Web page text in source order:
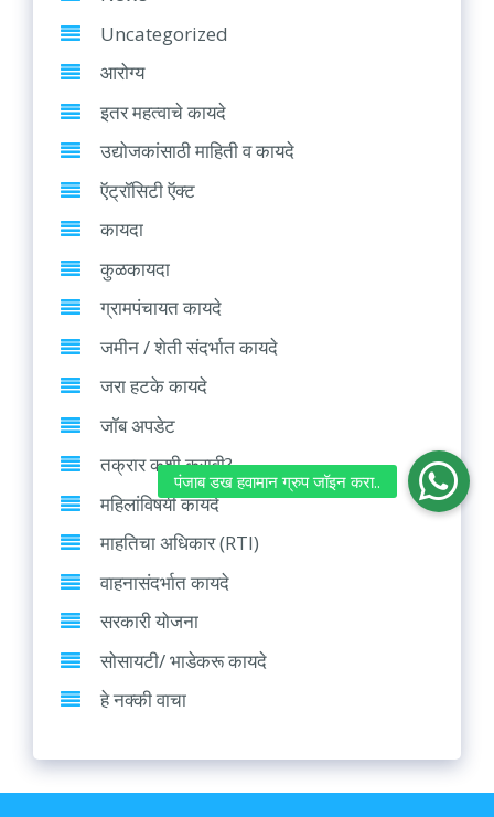
Uncategorized
आरोग्य
इतर महत्वाचे कायदे
उद्योजकांसाठी माहिती व कायदे
ऍट्रॉसिटी ऍक्ट
कायदा
कुळकायदा
ग्रामपंचायत कायदे
जमीन / शेती संदर्भात कायदे
जरा हटके कायदे
जॉब अपडेट
तक्रार कशी करावी?
महिलांविषयी कायदे
माहतिचा अधिकार (RTI)
वाहनासंदर्भात कायदे
सरकारी योजना
सोसायटी/ भाडेकरू कायदे
हे नक्की वाचा